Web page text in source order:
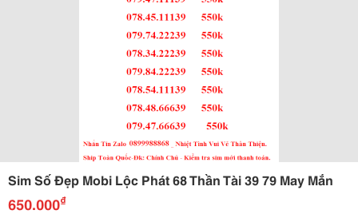
Sim Số Đẹp Mobi Lộc Phát 68 Thần Tài 39 79 May Mắn
650.000₫